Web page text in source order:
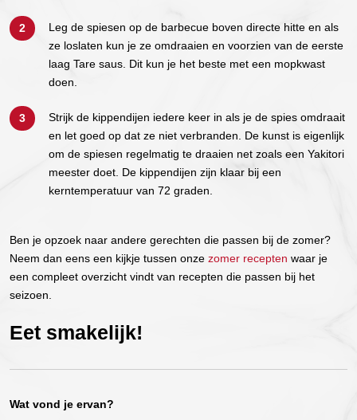
Leg de spiesen op de barbecue boven directe hitte en als
ze loslaten kun je ze omdraaien en voorzien van de eerste
laag Tare saus. Dit kun je het beste met een mopkwast
doen.
Strijk de kippendijen iedere keer in als je de spies omdraait
en let goed op dat ze niet verbranden. De kunst is eigenlijk
om de spiesen regelmatig te draaien net zoals een Yakitori
meester doet. De kippendijen zijn klaar bij een
kerntemperatuur van 72 graden.
Ben je opzoek naar andere gerechten die passen bij de zomer?
Neem dan eens een kijkje tussen onze zomer recepten waar je
een compleet overzicht vindt van recepten die passen bij het
seizoen.
Eet smakelijk!
Wat vond je ervan?